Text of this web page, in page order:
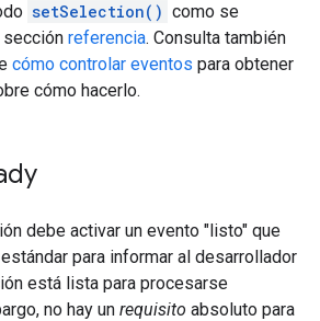
setSelection() como se
referencia. Consulta también
cómo controlar eventos para obtener
cómo hacerlo.
debe activar un evento "listo" que
para informar al desarrollador
está lista para procesarse
no hay un requisito absoluto para